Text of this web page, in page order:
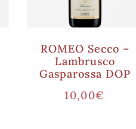
ROMEO Secco –
Lambrusco
Gasparossa DOP
10,00€